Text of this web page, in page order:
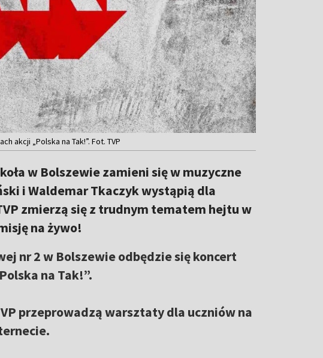
akcji „Polska na Tak!”. Fot. TVP
w Bolszewie zamieni się w muzyczne
i Waldemar Tkaczyk wystąpią dla
zmierzą się z trudnym tematem hejtu w
na żywo!
nr 2 w Bolszewie odbędzie się koncert
na Tak!”.
przeprowadzą warsztaty dla uczniów na